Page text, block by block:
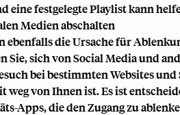
festgelegte Playlist kann
Medien abschalten
ebenfalls die Ursache für
Sie, sich von Social Media und
bei bestimmten Websites
weg von Ihnen ist. Es ist
Apps, die den Zugang zu